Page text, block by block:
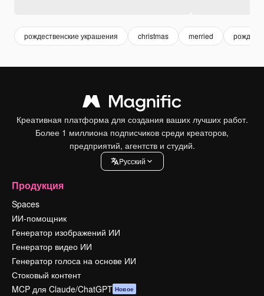
рождественские украшения christmas merried
Креативная платформа для создания ваших лучших работ.
Более 1 миллиона подписчиков среди креаторов,
предприятий, агентств и студий.
Pусский
Продукция
Spaces
ИИ-помощник
Генератор изображений ИИ
Генератор видео ИИ
Генератор голоса на основе ИИ
Стоковый контент
MCP для Claude/ChatGPT Новое